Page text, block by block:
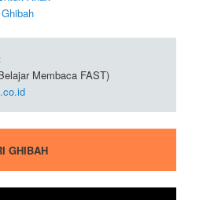
Membaca FAST)
GHIBAH